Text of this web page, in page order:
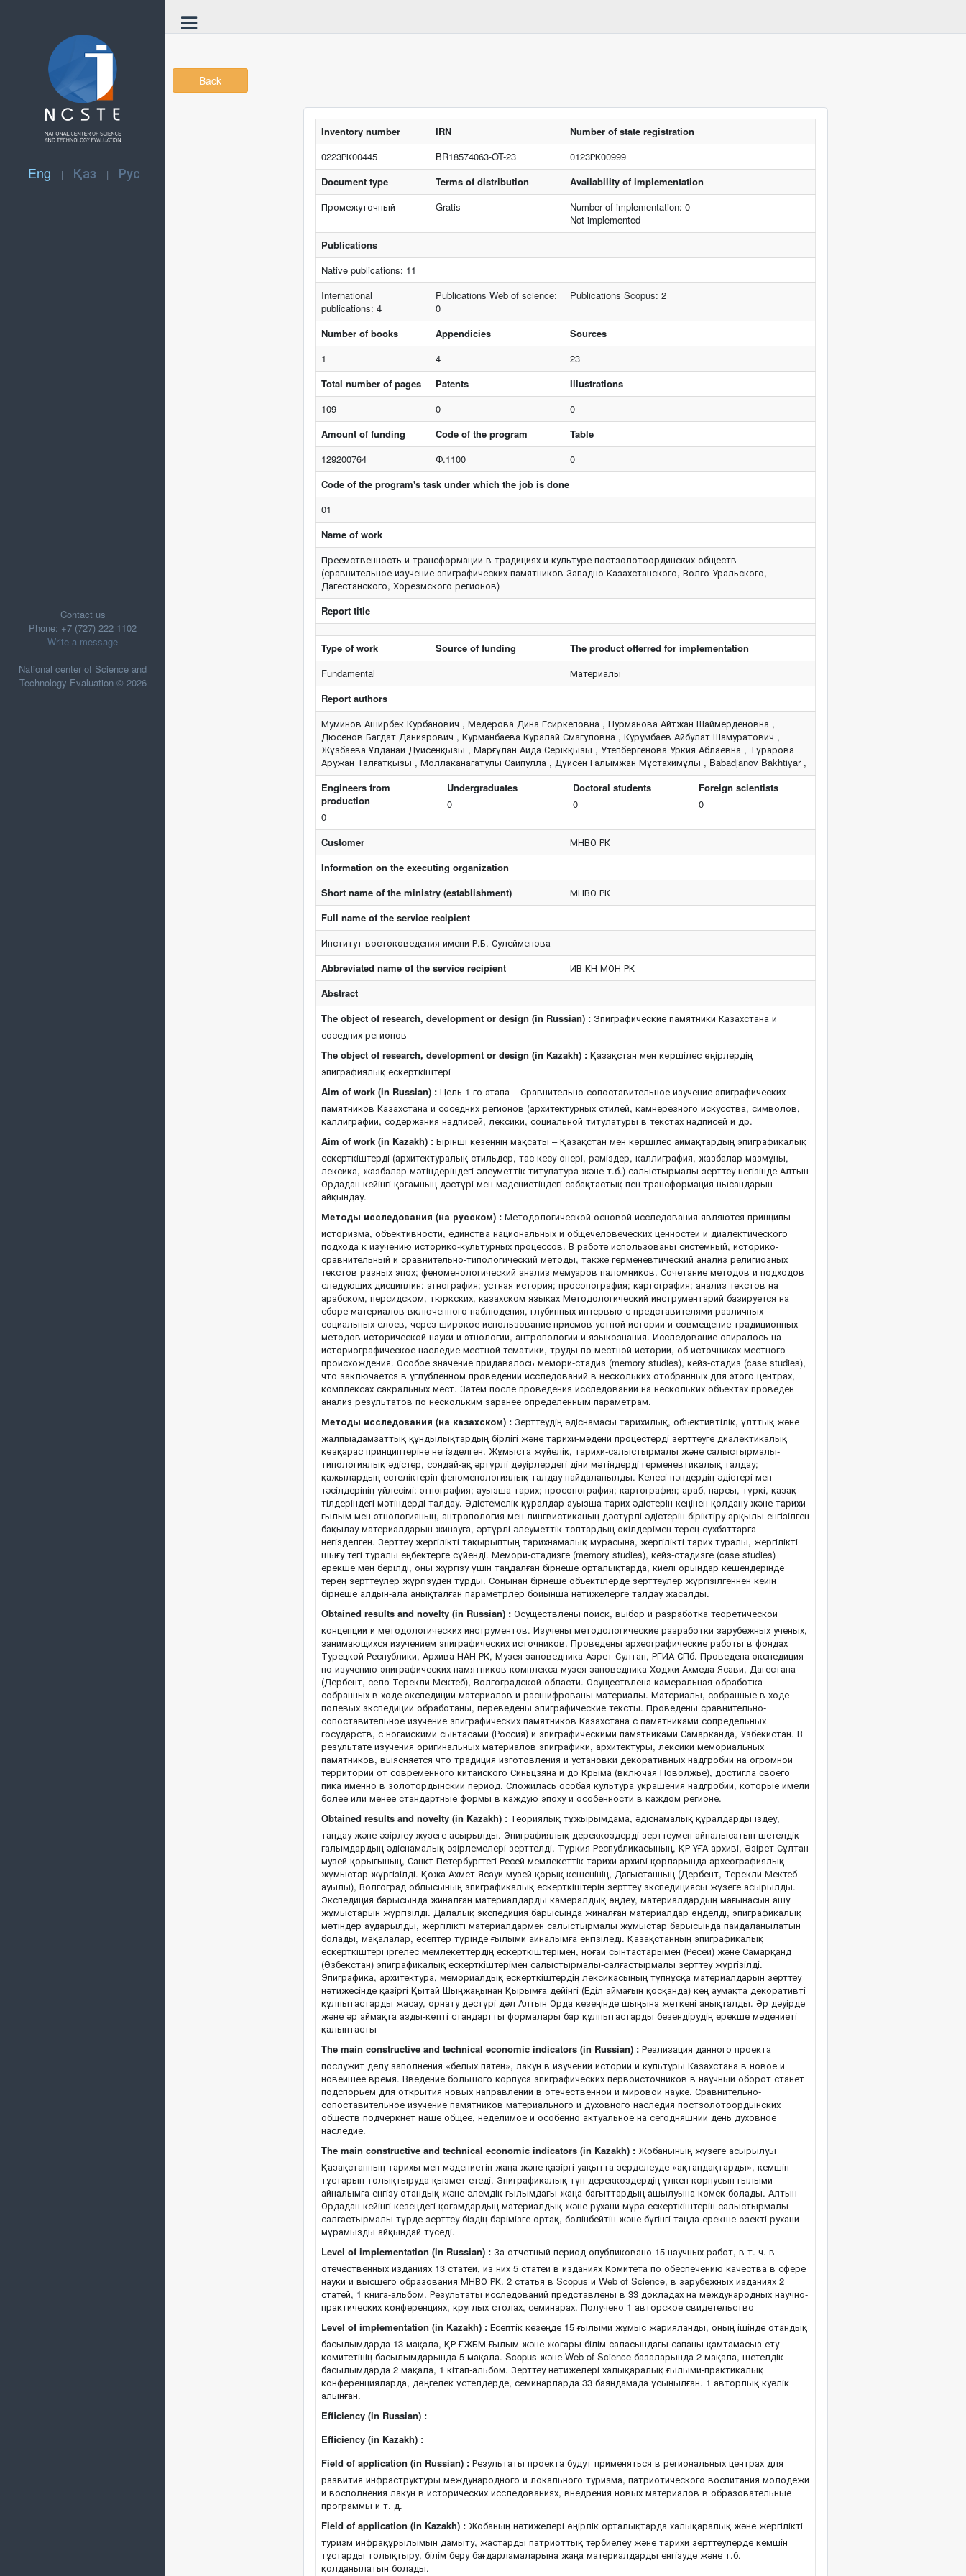
Eng | Қаз | Рус
Contact us
Phone: +7 (727) 222 1102
Write a message
National center of Science and
Technology Evaluation © 2026
Back
Inventory number IRN
Number of state registration
0223РК00445
BR18574063-OT-23
0123РК00999
Document type
Terms of distribution
Availability of implementation
Промежуточный
Gratis
Number of implementation: 0
Not implemented
Publications
Native publications: 11
International
publications: 4
Publications Web of science:
0
Publications Scopus: 2
Number of books Appendicies
Sources
1
4
23
Total number of pages
Patents
Illustrations
109
0
0
Amount of funding
Code of the program
Table
129200764
Ф.1100
0
Code of the program's task under which the job is done
01
Name of work
Преемственность и трансформации в традициях и культуре постзолотоординских обществ
(сравнительное изучение эпиграфических памятников Западно-Казахстанского, Волго-Уральского,
Дагестанского, Хорезмского регионов)
Report title
Type of work Source of funding
The product offerred for implementation
Fundamental
Материалы
Report authors
Муминов Аширбек Курбанович , Медерова Дина Есиркеповна , Нурманова Айтжан Шаймерденовна ,
Дюсенов Багдат Даниярович , Курманбаева Куралай Смагуловна , Курумбаев Айбулат Шамуратович ,
Жүзбаева Ұлданай Дүйсенқызы , Марғұлан Аида Серікқызы , Утепбергенова Уркия Аблаевна , Тұрарова
Аружан Талғатқызы , Моллаканагатулы Сайпулла , Дүйсен Ғалымжан Мұстахимұлы , Babadjanov Bakhtiyar ,
Engineers from
production
0
Undergraduates
0
Doctoral students
0
Foreign scientists
0
Customer
МНВО РК
Information on the executing organization
Short name of the ministry (establishment)
МНВО РК
Full name of the service recipient
Институт востоковедения имени Р.Б. Сулейменова
Abbreviated name of the service recipient
ИВ КН МОН РК
Abstract
The object of research, development or design (in Russian) : Эпиграфические памятники Казахстана и
соседних регионов
The object of research, development or design (in Kazakh) : Қазақстан мен көршілес өңірлердің
эпиграфиялық ескерткіштері
Aim of work (in Russian) : Цель 1-го этапа – Сравнительно-сопоставительное изучение эпиграфических
памятников Казахстана и соседних регионов (архитектурных стилей, камнерезного искусства, символов,
каллиграфии, содержания надписей, лексики, социальной титулатуры в текстах надписей и др.
Aim of work (in Kazakh) : Бірінші кезеңнің мақсаты – Қазақстан мен көршілес аймақтардың эпиграфикалық
ескерткіштерді (архитектуралық стильдер, тас кесу өнері, рәміздер, каллиграфия, жазбалар мазмұны,
лексика, жазбалар мәтіндеріндегі әлеуметтік титулатура және т.б.) салыстырмалы зерттеу негізінде Алтын
Ордадан кейінгі қоғамның дәстүрі мен мәдениетіндегі сабақтастық пен трансформация нысандарын
айқындау.
Методы исследования (на русском) : Методологической основой исследования являются принципы
историзма, объективности, единства национальных и общечеловеческих ценностей и диалектического
подхода к изучению историко-культурных процессов. В работе использованы системный, историко-
сравнительный и сравнительно-типологический методы, также герменевтический анализ религиозных
текстов разных эпох; феноменологический анализ мемуаров паломников. Сочетание методов и подходов
следующих дисциплин: этнография; устная история; просопография; картография; анализ текстов на
арабском, персидском, тюркских, казахском языках Методологический инструментарий базируется на
сборе материалов включенного наблюдения, глубинных интервью с представителями различных
социальных слоев, через широкое использование приемов устной истории и совмещение традиционных
методов исторической науки и этнологии, антропологии и языкознания. Исследование опиралось на
историографическое наследие местной тематики, труды по местной истории, об источниках местного
происхождения. Особое значение придавалось мемори-стадиз (memory studies), кейз-стадиз (case studies),
что заключается в углубленном проведении исследований в нескольких отобранных для этого центрах,
комплексах сакральных мест. Затем после проведения исследований на нескольких объектах проведен
анализ результатов по нескольким заранее определенным параметрам.
Методы исследования (на казахском) : Зерттеудің әдіснамасы тарихилық, объективтілік, ұлттық және
жалпыадамзаттық құндылықтардың бірлігі және тарихи-мәдени процестерді зерттеуге диалектикалық
көзқарас принциптеріне негізделген. Жұмыста жүйелік, тарихи-салыстырмалы және салыстырмалы-
типологиялық әдістер, сондай-ақ әртүрлі дәуірлердегі діни мәтіндерді герменевтикалық талдау;
қажылардың естеліктерін феноменологиялық талдау пайдаланылды. Келесі пәндердің әдістері мен
тәсілдерінің үйлесімі: этнография; ауызша тарих; просопография; картография; араб, парсы, түркі, қазақ
тілдеріндегі мәтіндерді талдау. Әдістемелік құралдар ауызша тарих әдістерін кеңінен қолдану және тарихи
ғылым мен этнологияның, антропология мен лингвистиканың дәстүрлі әдістерін біріктіру арқылы енгізілген
бақылау материалдарын жинауға, әртүрлі әлеуметтік топтардың өкілдерімен терең сұхбаттарға
негізделген. Зерттеу жергілікті тақырыптың тарихнамалық мұрасына, жергілікті тарих туралы, жергілікті
шығу тегі туралы еңбектерге сүйенді. Мемори-стадизге (memory studies), кейз-стадизге (case studies)
ерекше мән берілді, оны жүргізу үшін таңдалған бірнеше орталықтарда, киелі орындар кешендерінде
терең зерттеулер жүргізуден тұрды. Соңынан бірнеше объектілерде зерттеулер жүргізілгеннен кейін
бірнеше алдын-ала анықталған параметрлер бойынша нәтижелерге талдау жасалды.
Obtained results and novelty (in Russian) : Осуществлены поиск, выбор и разработка теоретической
концепции и методологических инструментов. Изучены методологические разработки зарубежных ученых,
занимающихся изучением эпиграфических источников. Проведены археографические работы в фондах
Турецкой Республики, Архива НАН РК, Музея заповедника Азрет-Султан, РГИА СПб. Проведена экспедиция
по изучению эпиграфических памятников комплекса музея-заповедника Ходжи Ахмеда Ясави, Дагестана
(Дербент, село Терекли-Мектеб), Волгоградской области. Осуществлена камеральная обработка
собранных в ходе экспедиции материалов и расшифрованы материалы. Материалы, собранные в ходе
полевых экспедиции обработаны, переведены эпиграфические тексты. Проведены сравнительно-
сопоставительное изучение эпиграфических памятников Казахстана с памятниками сопредельных
государств, с ногайскими сынтасами (Россия) и эпиграфическими памятниками Самарканда, Узбекистан. В
результате изучения оригинальных материалов эпиграфики, архитектуры, лексики мемориальных
памятников, выясняется что традиция изготовления и установки декоративных надгробий на огромной
территории от современного китайского Синьцзяна и до Крыма (включая Поволжье), достигла своего
пика именно в золотордынский период. Сложилась особая культура украшения надгробий, которые имели
более или менее стандартные формы в каждую эпоху и особенности в каждом регионе.
Obtained results and novelty (in Kazakh) : Теориялық тұжырымдама, әдіснамалық құралдарды іздеу,
таңдау және әзірлеу жүзеге асырылды. Эпиграфиялық дереккөздерді зерттеумен айналысатын шетелдік
ғалымдардың әдіснамалық әзірлемелері зерттелді. Түркия Республикасының, ҚР ҰҒА архиві, Әзірет Сұлтан
музей-қорығының, Санкт-Петербургтегі Ресей мемлекеттік тарихи архиві қорларында археографиялық
жұмыстар жүргізілді. Қожа Ахмет Ясауи музей-қорық кешенінің, Дағыстанның (Дербент, Терекли-Мектеб
ауылы), Волгоград облысының эпиграфикалық ескерткіштерін зерттеу экспедициясы жүзеге асырылды.
Экспедиция барысында жиналған материалдарды камералдық өңдеу, материалдардың мағынасын ашу
жұмыстарын жүргізілді. Далалық экспедиция барысында жиналған материалдар өңделді, эпиграфикалық
мәтіндер аударылды, жергілікті материалдармен салыстырмалы жұмыстар барысында пайдаланылатын
болады, мақалалар, есептер түрінде ғылыми айналымға енгізіледі. Қазақстанның эпиграфикалық
ескерткіштері іргелес мемлекеттердің ескерткіштерімен, ноғай сынтастарымен (Ресей) және Самарқанд
(Өзбекстан) эпиграфикалық ескерткіштерімен салыстырмалы-салғастырмалы зерттеу жүргізілді.
Эпиграфика, архитектура, мемориалдық ескерткіштердің лексикасының түпнұсқа материалдарын зерттеу
нәтижесінде қазіргі Қытай Шыңжаңынан Қырымға дейінгі (Еділ аймағын қосқанда) кең аумақта декоративті
құлпытастарды жасау, орнату дәстүрі дәл Алтын Орда кезеңінде шыңына жеткені анықталды. Әр дәуірде
және әр аймақта азды-көпті стандартты формалары бар құлпытастарды безендірудің ерекше мәдениеті
қалыптасты
The main constructive and technical economic indicators (in Russian) : Реализация данного проекта
послужит делу заполнения «белых пятен», лакун в изучении истории и культуры Казахстана в новое и
новейшее время. Введение большого корпуса эпиграфических первоисточников в научный оборот станет
подспорьем для открытия новых направлений в отечественной и мировой науке. Сравнительно-
сопоставительное изучение памятников материального и духовного наследия постзолотоордынских
обществ подчеркнет наше общее, неделимое и особенно актуальное на сегодняшний день духовное
наследие.
The main constructive and technical economic indicators (in Kazakh) : Жобанының жүзеге асырылуы
Қазақстанның тарихы мен мәдениетін жаңа және қазіргі уақытта зерделеуде «ақтаңдақтарды», кемшін
тұстарын толықтыруда қызмет етеді. Эпиграфикалық түп дереккөздердің үлкен корпусын ғылыми
айналымға енгізу отандық және әлемдік ғылымдағы жаңа бағыттардың ашылуына көмек болады. Алтын
Ордадан кейінгі кезеңдегі қоғамдардың материалдық және рухани мұра ескерткіштерін салыстырмалы-
салғастырмалы түрде зерттеу біздің бәрімізге ортақ, бөлінбейтін және бүгінгі таңда ерекше өзекті рухани
мұрамызды айқындай түседі.
Level of implementation (in Russian) : За отчетный период опубликовано 15 научных работ, в т. ч. в
отечественных изданиях 13 статей, из них 5 статей в изданиях Комитета по обеспечению качества в сфере
науки и высшего образования МНВО РК. 2 статья в Scopus и Web of Science, в зарубежных изданиях 2
статей, 1 книга-альбом. Результаты исследований представлены в 33 докладах на международных научно-
практических конференциях, круглых столах, семинарах. Получено 1 авторское свидетельство
Level of implementation (in Kazakh) : Есептік кезеңде 15 ғылыми жұмыс жарияланды, оның ішінде отандық
басылымдарда 13 мақала, ҚР ҒЖБМ Ғылым және жоғары білім саласындағы сапаны қамтамасыз ету
комитетінің басылымдарында 5 мақала. Scopus және Web of Science базаларында 2 мақала, шетелдік
басылымдарда 2 мақала, 1 кітап-альбом. Зерттеу нәтижелері халықаралық ғылыми-практикалық
конференцияларда, дөңгелек үстелдерде, семинарларда 33 баяндамада ұсынылған. 1 авторлық куәлік
алынған.
Efficiency (in Russian) :
Efficiency (in Kazakh) :
Field of application (in Russian) : Результаты проекта будут применяться в региональных центрах для
развития инфраструктуры международного и локального туризма, патриотического воспитания молодежи
и восполнения лакун в исторических исследованиях, внедрения новых материалов в образовательные
программы и т. д.
Field of application (in Kazakh) : Жобаның нәтижелері өңірлік орталықтарда халықаралық және жергілікті
туризм инфрақұрылымын дамыту, жастарды патриоттық тәрбиелеу және тарихи зерттеулерде кемшін
тұстарды толықтыру, білім беру бағдарламаларына жаңа материалдарды енгізуде және т.б.
қолданылатын болады.